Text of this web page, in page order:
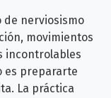
de nerviosismo
movimientos
incontrolables
es prepararte
La práctica